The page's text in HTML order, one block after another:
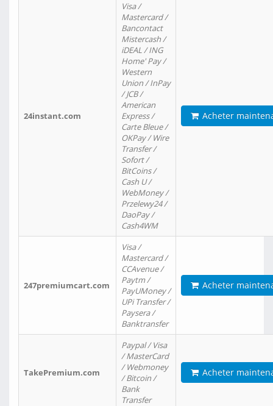
24instant.com
Visa /
Mastercard /
Bancontact
Mistercash /
iDEAL / ING
Home' Pay /
Western
Union / InPay
/ JCB /
American
Express /
Carte Bleue /
OKPay / Wire
Transfer /
Sofort /
BitCoins /
Cash U /
WebMoney /
Przelewy24 /
DaoPay /
Cash4WM
Acheter
247premiumcart.com
Visa /
Mastercard /
CCAvenue /
Paytm /
PayUMoney /
UPi Transfer /
Paysera /
Banktransfer
Acheter
TakePremium.com
Paypal / Visa
/ MasterCard
/ Webmoney
/ Bitcoin /
Bank
Transfer
Acheter